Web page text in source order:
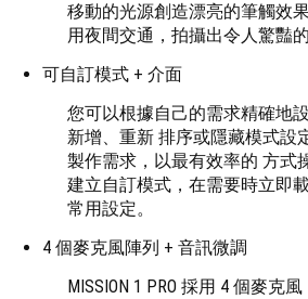
移動的光源創造漂亮的筆觸效
用夜間交通，拍攝出令人驚豔的
可自訂模式 + 介面
您可以根據自己的需求精確地設
新增、重新 排序或隱藏模式設
製作需求，以最有效率的 方式
建立自訂模式，在需要時立即
常用設定。
4 個麥克風陣列 + 音訊微調
MISSION 1 PRO 採用 4 個麥克